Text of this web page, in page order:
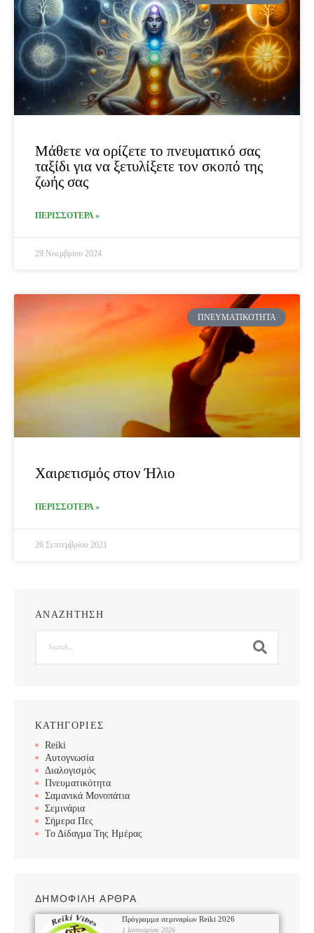
Μάθετε να ορίζετε το πνευματικό σας
ταξίδι για να ξετυλίξετε τον σκοπό της
ζωής σας
ΠΕΡΙΣΣΟΤΕΡΑ »
29 Νοεμβρίου 2024
ΠΝΕΥΜΑΤΙΚΌΤΗΤΑ
Χαιρετισμός στον Ήλιο
ΠΕΡΙΣΣΟΤΕΡΑ »
26 Σεπτεμβρίου 2021
ΑΝΑΖΗΤΗΣΗ
ΚΑΤΗΓΟΡΙΕΣ
Reiki
Αυτογνωσία
Διαλογισμός
Πνευματικότητα
Σαμανικά Μονοπάτια
Σεμινάρια
Σήμερα Πες
Το Δίδαγμα Της Ημέρας
ΔΗΜΟΦΙΛΗ ΑΡΘΡΑ
Πρόγραμμα σεμιναρίων Reiki 2026
1 Ιανουαρίου 2026